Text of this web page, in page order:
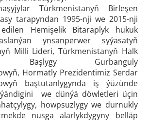
Türkmenistanyň Birleşen
tarapyndan 1995-nji we 2015-nji
Hemişelik Bitaraplyk hukuk
ynsanperwer syýasatyň
Milli Lideri, Türkmenistanyň Halk
Başlygy Gurbanguly
Hormatly Prezidentimiz Serdar
baştutanlygynda iş ýüzünde
we dünýä döwletleri üçin
howpsuzlygy we durnukly
nusga alarlykdygyny belläp